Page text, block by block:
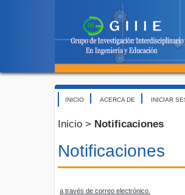
INICIO ACERCA DE INICIAR
Inicio > Notificaciones
Notificaciones
a través de correo electrónico.